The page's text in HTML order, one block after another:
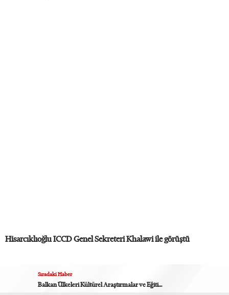
Hisarcıklıoğlu ICCD Genel Sekreteri Khalawi ile görüştü
Sıradaki Haber
Balkan Ülkeleri Kültürel Araştırmalar ve Eğitim Vakfı Başkanı Kuruşa TOBB’u ziyaret etti